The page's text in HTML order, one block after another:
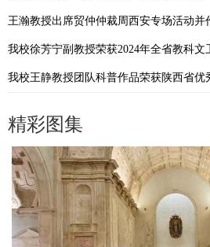
王瀚教授出席贸仲仲裁周西安专场活动并
我校王静教授团队科普作品荣获陕西省优
精彩图集